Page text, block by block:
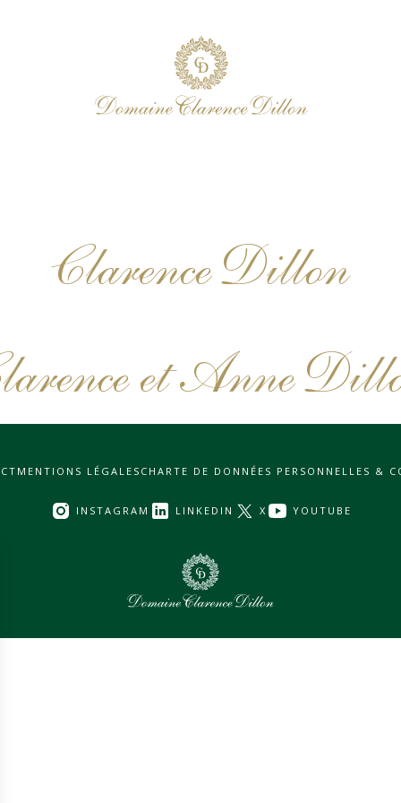
Clarence Dillon
et Anne
MENTIONS LÉGALES CHARTE DE DONNÉES PERSONNELLES &
INSTAGRAM LINKEDIN X YOUTUBE